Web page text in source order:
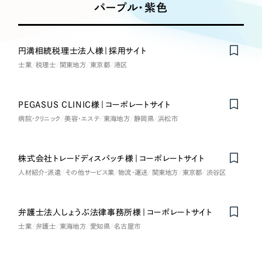
Service
を残す資産型DX支援をご提供します
ブランドサイト制作
すべて （624件）
ブランドサイト・サービスサイト （85件）
求人・採用サイト
ポータルサイト・メディアサイト （39件）
制作内容
コーポレート・企業サイト
ブランドサイト・サービスサイト
ECサイト（オンラインショップ）
LP（ランディングページ）
パープル・紫色
円満相続税理士法人様｜採用サイト
士業 税理士 関東地方 東京都 港区
PEGASUS CLINIC様｜コーポレートサイト
病院・クリニック 美容・エステ 東海地方 静岡県 浜松市
株式会社トレードディスパッチ様｜コーポレートサイト
人材紹介・派遣 その他サービス業 物流・運送 関東地方 東京都 渋谷区
弁護士法人しょうぶ法律事務所様｜コーポレートサイト
士業 弁護士 東海地方 愛知県 名古屋市